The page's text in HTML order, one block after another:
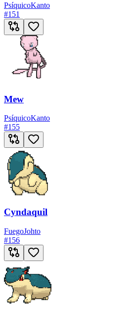
PsíquicoKanto
#151
Mew
PsíquicoKanto
#155
Cyndaquil
FuegoJohto
#156